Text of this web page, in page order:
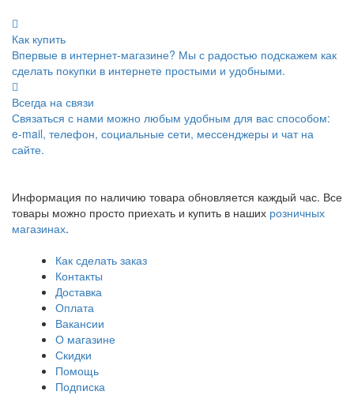
Как купить
Впервые в интернет-магазине? Мы с радостью подскажем как
сделать покупки в интернете простыми и удобными.
Всегда на связи
Связаться с нами можно любым удобным для вас способом:
e-mail, телефон, социальные сети, мессенджеры и чат на
сайте.
Информация по наличию товара обновляется каждый час. Все
товары можно просто приехать и купить в наших розничных
магазинах.
Как сделать заказ
Контакты
Доставка
Оплата
Вакансии
О магазине
Скидки
Помощь
Подписка